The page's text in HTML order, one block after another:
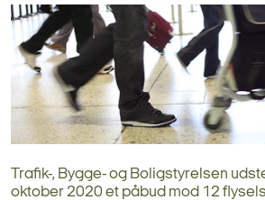
Trafik-, Bygge- og Boligstyrelsen
oktober 2020 et påbud mod 12